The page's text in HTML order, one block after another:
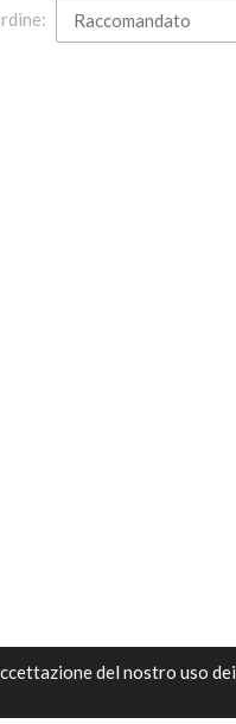
del nostro uso dei